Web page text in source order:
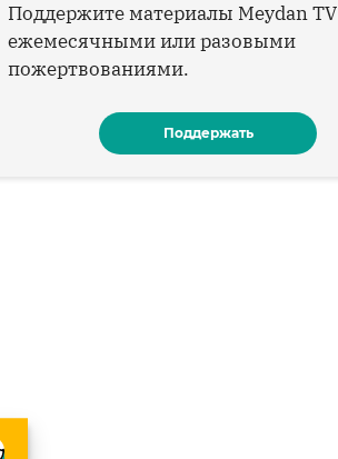
Поддержите материалы Meydan TV
ежемесячными или разовыми
пожертвованиями.
Поддержать